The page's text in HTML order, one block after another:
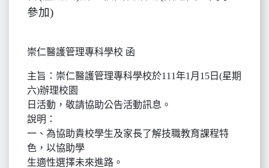
參加)
崇仁醫護管理專科學校 函
主旨：崇仁醫護管理專科學校於111年1月15日(星期
六)辦理校園
日活動，敬請協助公告活動訊息。
說明：
一、為協助貴校學生及家長了解技職教育課程特
色，以協助學
生適性選擇未來進路。